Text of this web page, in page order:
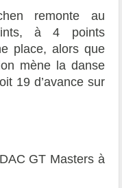
remonte au
à 4 points
place, alors que
mène la danse
19 d’avance sur
GT Masters à